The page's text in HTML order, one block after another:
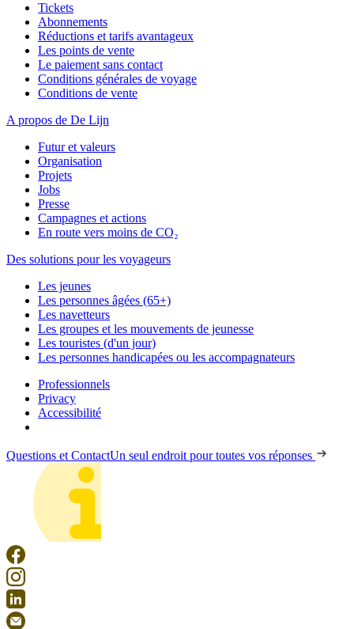
Tickets
Abonnements
Réductions et tarifs avantageux
Les points de vente
Le paiement sans contact
Conditions générales de voyage
Conditions de vente
A propos de De Lijn
Futur et valeurs
Organisation
Projets
Jobs
Presse
Campagnes et actions
En route vers moins de CO₂
Des solutions pour les voyageurs
Les jeunes
Les personnes âgées (65+)
Les navetteurs
Les groupes et les mouvements de jeunesse
Les touristes (d'un jour)
Les personnes handicapées ou les accompagnateurs
Professionnels
Privacy
Accessibilité
Questions et ContactUn seul endroit pour toutes vos réponses